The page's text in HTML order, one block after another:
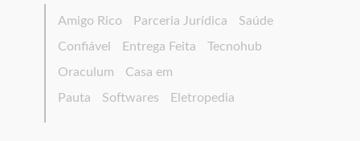
Amigo Rico Parceria Jurídica
Saúde
Confiável
Entrega Feita
Tecnohub
Oraculum
Casa em
Pauta
Softwares Eletropedia